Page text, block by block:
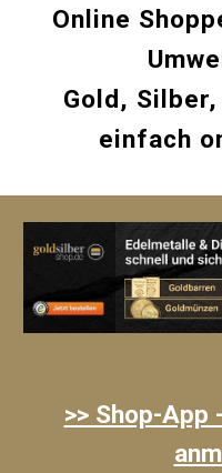
Online
Gold,
einfach
>> Shop-